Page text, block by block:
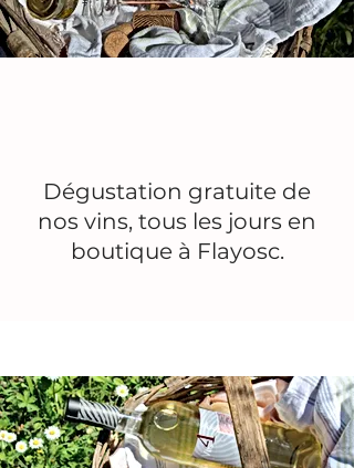
Dégustation gratuite de
nos vins, tous les jours en
boutique à Flayosc.